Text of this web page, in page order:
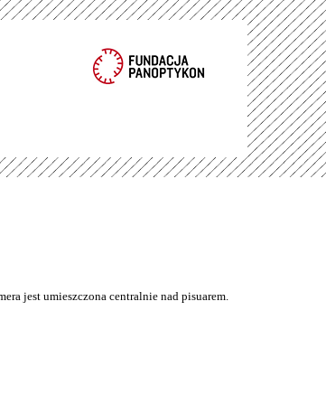
jest umieszczona centralnie nad pisuarem.